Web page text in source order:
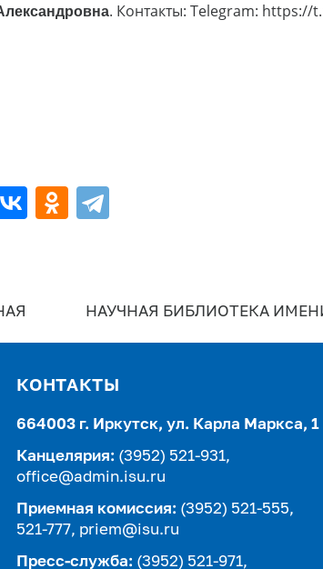
. Контакты: Telegram: https://
НАУЧНАЯ БИБЛИОТЕКА
КОНТАКТЫ
664003 г. Иркутск, ул. Карла Маркса, 1
Канцелярия: (3952) 521-931,
office@admin.isu.ru
Приемная комиссия: (3952) 521-555,
521-777, priem@isu.ru
Пресс-служба: (3952) 521-971,